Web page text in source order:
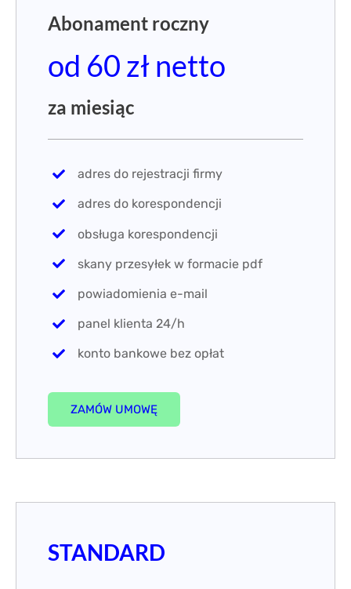
Abonament roczny
od 60złnetto
za miesiąc
adres do rejestracji firmy
adres do korespondencji
obsługa korespondencji
skany przesyłek w formacie pdf
powiadomienia e-mail
panel klienta 24/h
konto bankowe bez opłat
ZAMÓW UMOWĘ
STANDARD